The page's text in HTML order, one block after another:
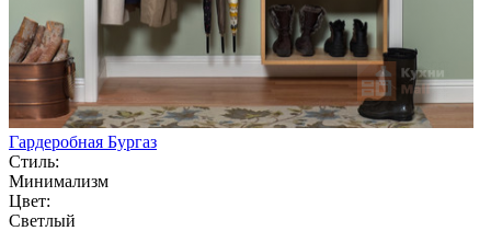
Гардеробная Бургаз
Стиль:
Минимализм
Цвет:
Светлый